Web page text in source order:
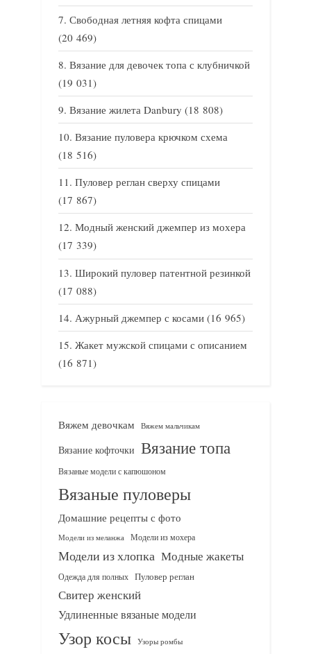
Свободная летняя кофта спицами
(20 469)
Вязание для девочек топа с клубничкой
(19 031)
Вязание жилета Danbury (18 808)
Вязание пуловера крючком схема
(18 516)
Пуловер реглан сверху спицами
(17 867)
Модный женский джемпер из мохера
(17 339)
Широкий пуловер патентной резинкой
(17 088)
Ажурный джемпер с косами (16 965)
Жакет мужской спицами с описанием
(16 871)
Вяжем девочкам Вяжем мальчикам
Вязание кофточки Вязание топа
Вязаные модели с капюшоном
Вязаные пуловеры
Домашние рецепты с фото
Модели из меланжа Модели из мохера
Модели из хлопка Модные жакеты
Одежда для полных Пуловер реглан
Свитер женский
Удлиненные вязаные модели
Узор косы Узоры ромбы